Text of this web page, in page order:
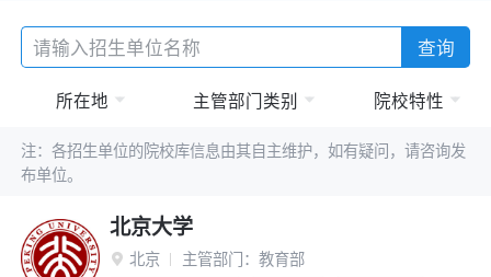
查询
所在地 主管部门类别 院校特性
注：各招生单位的院校库信息由其自主维护，如有疑问，请咨询发
布单位。
北京大学
 北京 主管部门： 教育部